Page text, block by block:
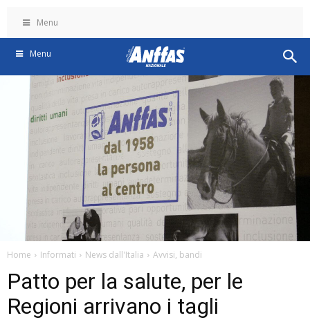
Menu
Menu
Home Informati News dall'Italia Avvisi, bandi
Patto per la salute, per le
Regioni arrivano i tagli